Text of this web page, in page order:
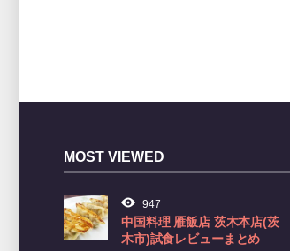
MOST VIEWED
947
中国料理 雁飯店 茨木本店(茨
木市)試食レビューまとめ